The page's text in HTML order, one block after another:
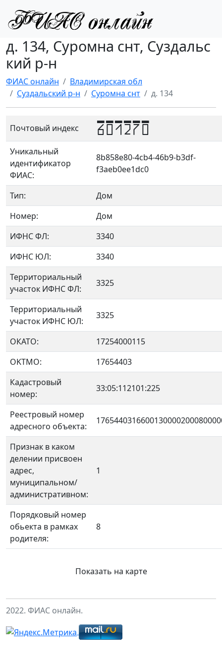
д. 134, Суромна снт, Суздальс
кий р-н
ФИАС онлайн
Владимирская обл
Суздальский р-н
Суромна снт д. 134
Почтовый индекс 601270
Уникальный
идентификатор
ФИАС:
8b858e80-4cb4-46b9-b3df-
f3aeb0ee1dc0
Тип:
Дом
Номер:
Дом
ИФНС ФЛ:
3340
ИФНС ЮЛ:
3340
Территориальный
участок ИФНС ФЛ:
3325
Территориальный
участок ИФНС ЮЛ:
3325
ОКАТО:
17254000115
OKTMO:
17654403
Кадастровый
номер:
33:05:112101:225
Реестровый номер
адресного объекта:
Признак в каком
делении присвоен
адрес,
муниципальном/
административном:
1
Порядковый номер
обьекта в рамках
родителя:
8
Показать на карте
2022. ФИАС онлайн.